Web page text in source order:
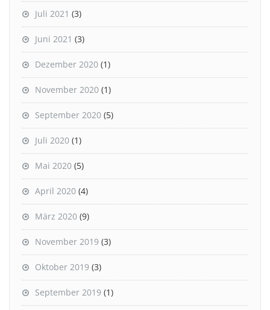
Juli 2021 (3)
Juni 2021 (3)
Dezember 2020 (1)
November 2020 (1)
September 2020 (5)
Juli 2020 (1)
Mai 2020 (5)
April 2020 (4)
März 2020 (9)
November 2019 (3)
Oktober 2019 (3)
September 2019 (1)